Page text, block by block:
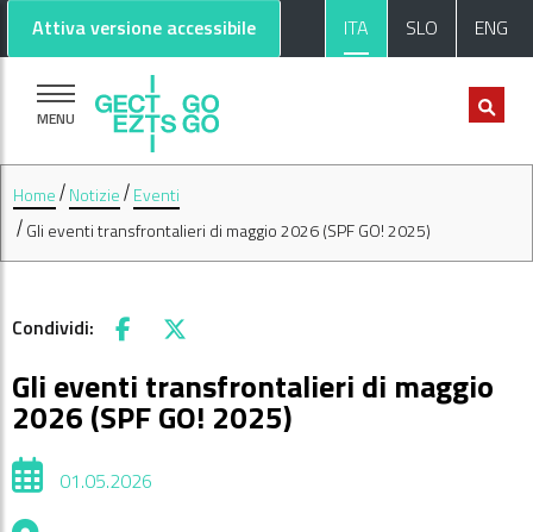
Vai al contenuto principale
Vai al footer
Attiva versione accessibile ITA SLO ENG
MENU
Home Notizie
Eventi
Gli eventi transfrontalieri di maggio 2026 (SPF GO! 2025)
Condividi: Facebook
X
Gli eventi transfrontalieri di maggio
2026 (SPF GO! 2025)
01.05.2026